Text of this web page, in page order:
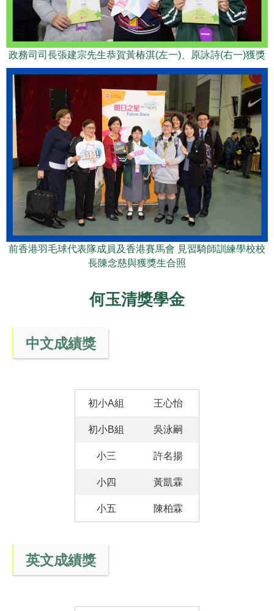
政務司司長張建宗先生恭賀黃椿淇(左一)、原詠詩(右一)獲獎
前香港羽毛球代表隊成員及香港賽馬會 見習騎師訓練學校校
長陳念慈與獲獎生合照
何玉清獎學金
中文成績獎
初小A組 王心怡
初小B組 吳泳嗣
小三 許名揚
小四 黃凱霖
小五 陳柏霖
英文成績獎